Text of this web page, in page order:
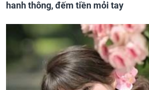
hanh thông, đếm tiền mỏi tay